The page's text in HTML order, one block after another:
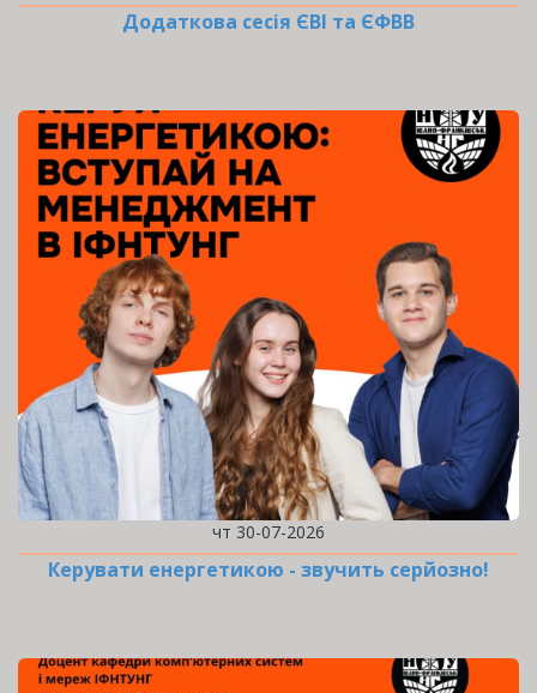
Додаткова сесія ЄВІ та ЄФВВ
чт 30-07-2026
Керувати енергетикою - звучить серйозно!